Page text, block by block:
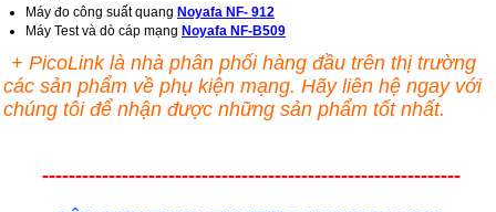
Máy đo công suất quang Noyafa NF- 912
Máy Test và dò cáp mạng Noyafa NF-B509
+ PicoLink là nhà phân phối hàng đầu trên thị trường
các sản phẩm về phụ kiện mạng. Hãy liên hệ ngay với
chúng tôi để nhận được những sản phẩm tốt nhất.
---------------------------------------------------------------